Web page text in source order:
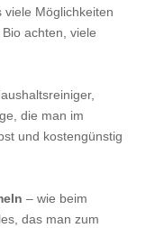
viele Möglichkeiten
achten, viele
die man im
und kostengünstig
– wie beim
das man zum